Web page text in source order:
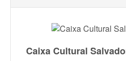
Caixa Cultural